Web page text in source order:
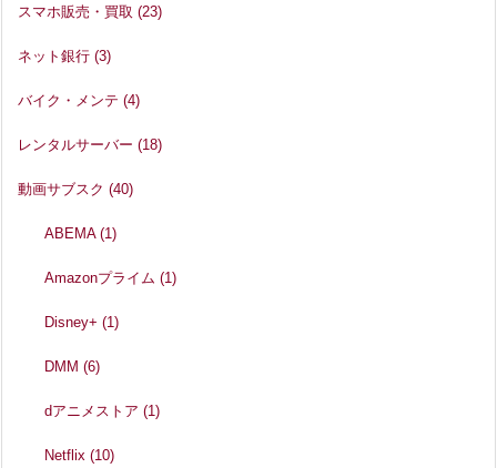
スマホ販売・買取 (23)
ネット銀行 (3)
バイク・メンテ (4)
レンタルサーバー (18)
動画サブスク (40)
ABEMA(1)
Amazonプライム(1)
Disney+(1)
DMM(6)
dアニメストア(1)
Netflix(10)